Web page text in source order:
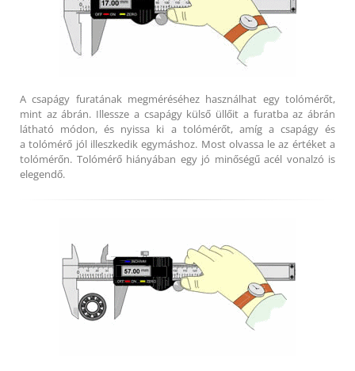
A csapágy furatának megméréséhez használhat egy tolómérőt,
mint az ábrán. Illessze a csapágy külső üllőit a furatba az ábrán
látható módon, és nyissa ki a tolómérőt, amíg a csapágy és
a tolómérő jól illeszkedik egymáshoz. Most olvassa le az értéket a
tolómérőn. Tolómérő hiányában egy jó minőségű acél vonalzó is
elegendő.